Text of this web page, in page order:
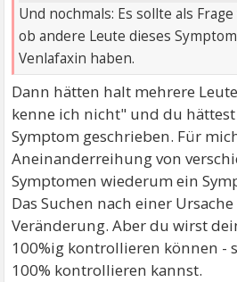
Und nochmals: Es sollte als
ob andere Leute dieses
Venlafaxin haben.
Dann hätten halt mehrere
kenne ich nicht" und du hättest
Symptom geschrieben. Für
Aneinanderreihung von
Symptomen wiederum ein
Das Suchen nach einer
Veränderung. Aber du wirst
100%ig kontrollieren können -
100% kontrollieren kannst.